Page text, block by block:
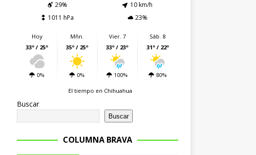
29%
10 km/h
1011 hPa
23%
Hoy
33º / 25º
0%
Mñn.
35º / 25º
0%
Vier. 7
33º / 23º
100%
Sáb. 8
31º / 22º
80%
El tiempo en Chihuahua
Buscar
Buscar
COLUMNA BRAVA